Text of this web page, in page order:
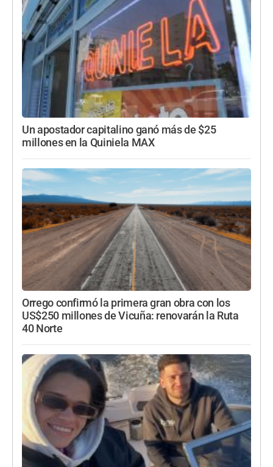
Un apostador capitalino ganó más de $25
millones en la Quiniela MAX
Orrego confirmó la primera gran obra con los
US$250 millones de Vicuña: renovarán la Ruta
40 Norte